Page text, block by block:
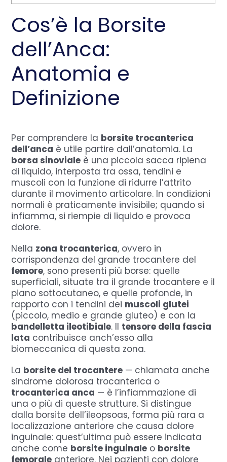
Cos’è la Borsite
dell’Anca:
Anatomia e
Definizione
Per comprendere la borsite trocanterica
dell’anca è utile partire dall’anatomia. La
borsa sinoviale è una piccola sacca ripiena
di liquido, interposta tra ossa, tendini e
muscoli con la funzione di ridurre l’attrito
durante il movimento articolare. In condizioni
normali è praticamente invisibile; quando si
infiamma, si riempie di liquido e provoca
dolore.
Nella zona trocanterica, ovvero in
corrispondenza del grande trocantere del
femore, sono presenti più borse: quelle
superficiali, situate tra il grande trocantere e il
piano sottocutaneo, e quelle profonde, in
rapporto con i tendini dei muscoli glutei
(piccolo, medio e grande gluteo) e con la
bandelletta ileotibiale. Il tensore della fascia
lata contribuisce anch’esso alla
biomeccanica di questa zona.
La borsite del trocantere — chiamata anche
sindrome dolorosa trocanterica o
trocanterica anca — è l’infiammazione di
una o più di queste strutture. Si distingue
dalla borsite dell’ileopsoas, forma più rara a
localizzazione anteriore che causa dolore
inguinale: quest’ultima può essere indicata
anche come borsite inguinale o borsite
femorale anteriore. Nei pazienti con dolore